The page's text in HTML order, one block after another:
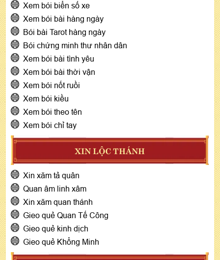
Xem bói biển số xe
Xem bói bài hàng ngày
Bói bài Tarot hàng ngày
Bói chứng minh thư nhân dân
Xem bói bài tình yêu
Xem bói bài thời vận
Xem bói nốt ruồi
Xem bói kiều
Xem bói theo tên
Xem bói chỉ tay
XIN LỘC THÁNH
Xin xăm tả quân
Quan âm linh xâm
Xin xăm quan thánh
Gieo quẻ Quan Tế Công
Gieo quẻ kinh dịch
Gieo quẻ Khổng Minh